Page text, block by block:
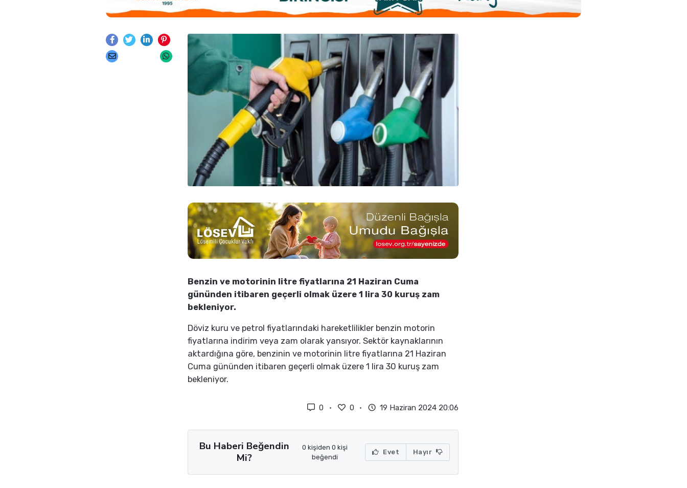
Benzin ve motorinin litre fiyatlarına 21 Haziran Cuma
gününden itibaren geçerli olmak üzere 1 lira 30 kuruş zam
bekleniyor.
Döviz kuru ve petrol fiyatlarındaki hareketlilikler benzin motorin
fiyatlarına indirim veya zam olarak yansıyor. Sektör kaynaklarının
aktardığına göre, benzinin ve motorinin litre fiyatlarına 21 Haziran
Cuma gününden itibaren geçerli olmak üzere 1 lira 30 kuruş zam
bekleniyor.
0 0 19 Haziran 2024 20:06
Bu Haberi Beğendin
Mi?
0 kişiden 0 kişi
beğendi
Evet Hayır